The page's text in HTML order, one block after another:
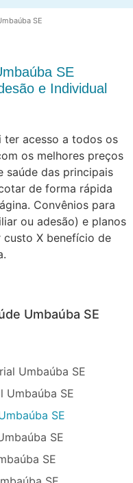
SE
SE
e Individual
ter acesso a todos os
os melhores preços
saúde das principais
de forma rápida
Convênios para
ou adesão) e planos
custo X benefício de
Umbaúba SE
Umbaúba SE
Umbaúba SE
SE
SE
SE